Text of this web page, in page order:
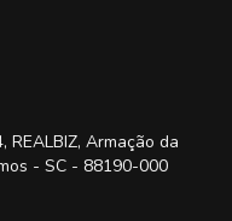
REALBIZ, Armação da
- SC - 88190-000